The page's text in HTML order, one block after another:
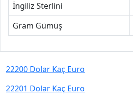
İngiliz Sterlini
Gram Gümüş
22200 Dolar Kaç Euro
22201 Dolar Kaç Euro